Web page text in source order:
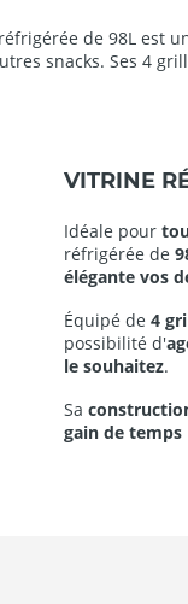
de 98L est
snacks. Ses 4
VITRINE
Idéale pour
réfrigérée de
élégante vos
Équipé de 4
possibilité d'
le souhaitez.
Sa
gain de